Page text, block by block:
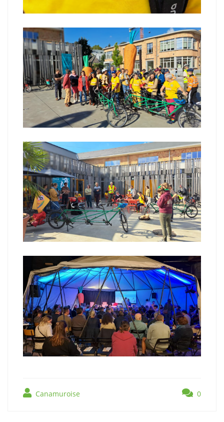
Canamuroise 0